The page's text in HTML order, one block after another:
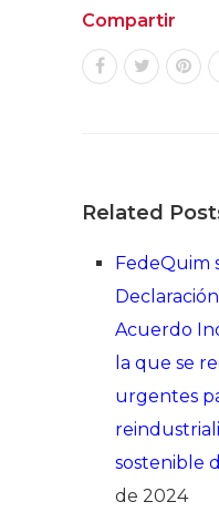
Compartir
Related
FedeQuim
Acuerdo
la que se
urgentes
sostenible
de 2024